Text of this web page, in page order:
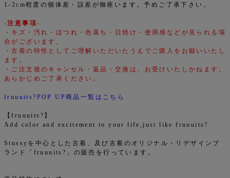
1-2cm程度の個体差・誤差が御座います。予めご了承下さい。
-注意事項-
・キズ・汚れ・ほつれ・色落ち・日焼け・使用感などが見られる場
合がございます。
・古着の特性としてご理解いただいたうえでご購入をお願いいたし
ます。
・ご注文後のキャンセル・返品・交換は、お受けいたしかねます。
あらかじめご了承ください。
fruuuits?POP UP商品一覧はこちら
【fruuuits?】
Add color and excitement to your life,just like fruuuits?
Stussyを中心とした古着、及び古着のオリジナル・リデザインブ
ランド「fruuuits?」の販売を行っています。